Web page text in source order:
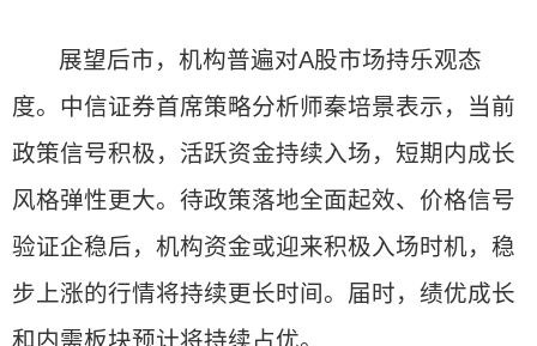
展望后市，机构普遍对A股市场持乐观态
度。中信证券首席策略分析师秦培景表示，当前
政策信号积极，活跃资金持续入场，短期内成长
风格弹性更大。待政策落地全面起效、价格信号
验证企稳后，机构资金或迎来积极入场时机，稳
步上涨的行情将持续更长时间。届时，绩优成长
和内需板块预计将持续占优。